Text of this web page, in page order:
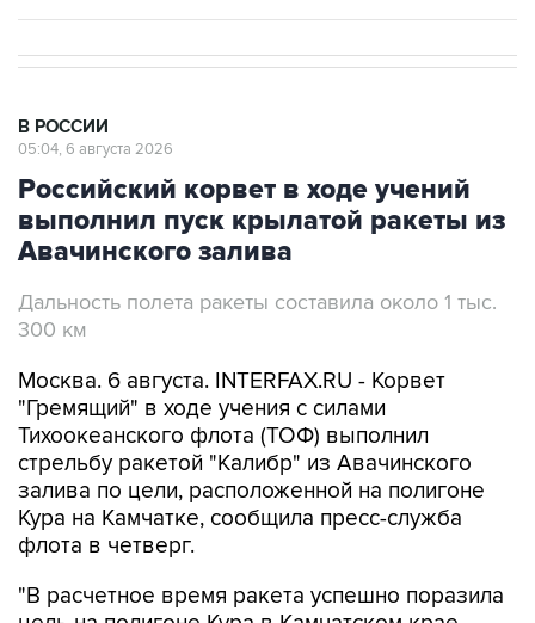
В РОССИИ
05:04, 6 августа 2026
Российский корвет в ходе учений
выполнил пуск крылатой ракеты из
Авачинского залива
Дальность полета ракеты составила около 1 тыс.
300 км
Москва. 6 августа. INTERFAX.RU - Корвет
"Гремящий" в ходе учения с силами
Тихоокеанского флота (ТОФ) выполнил
стрельбу ракетой "Калибр" из Авачинского
залива по цели, расположенной на полигоне
Кура на Камчатке, сообщила пресс-служба
флота в четверг.
"В расчетное время ракета успешно поразила